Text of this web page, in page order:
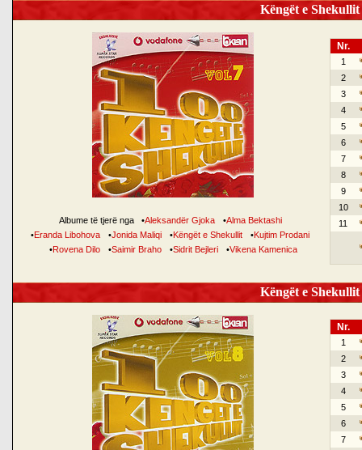
Këngët e
Albume të tjerë nga •Aleksandër Gjoka •Alma Bektashi
•Eranda Libohova •Jonida Maliqi •Këngët e Shekullit •Kujtim Prodani
•Rovena Dilo •Saimir Braho •Sidrit Bejleri •Vikena Kamenica
Nr.
1
2
3
4
5
6
7
8
9
10
11
Këngët e
Nr.
1
2
3
4
5
6
7